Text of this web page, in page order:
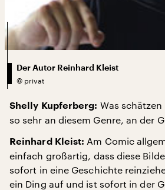
Der Autor Reinhard Kleist
© privat
Shelly Kupferberg: Was
so sehr an diesem Genre, an der
Reinhard Kleist: Am Comic
einfach großartig, dass diese
sofort in eine Geschichte
ein Ding auf und ist sofort in der